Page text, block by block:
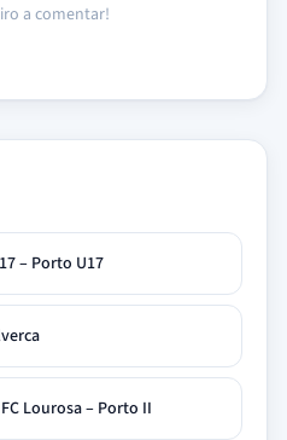
a comentar!
– Porto U17
Lourosa – Porto II